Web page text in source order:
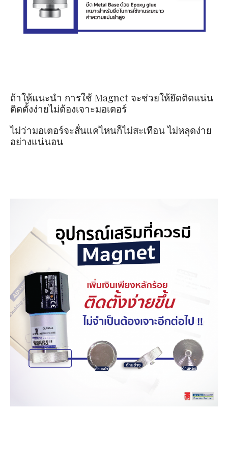
ถ้าให้แนะนำ การใช้ Magnet จะช่วยให้ยึดติดแน่น
ติดตั้งง่ายไม่ต้องเจาะมอเตอร์
ไม่ว่ามอเตอร์จะสั่นแค่ไหนก็ไม่สะเทือน ไม่หลุดง่าย
อย่างแน่นอน